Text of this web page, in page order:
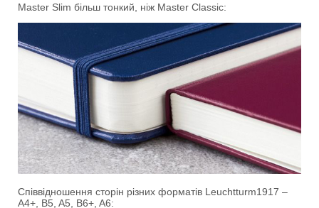
Master Slim більш тонкий, ніж Master Classic:
Співвідношення сторін різних форматів Leuchtturm1917 –
A4+, B5, A5, B6+, A6: